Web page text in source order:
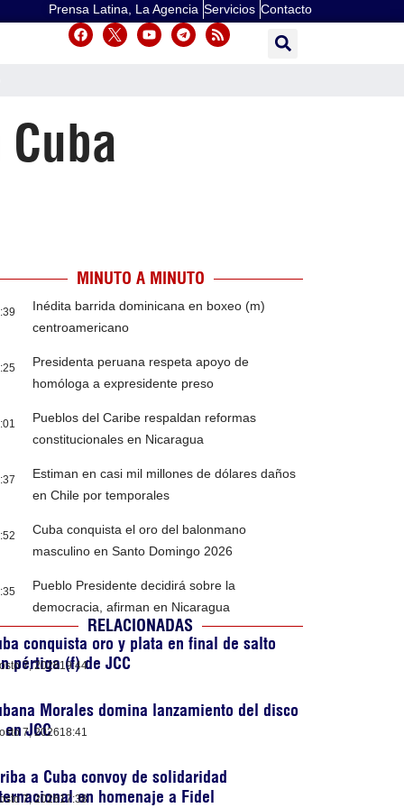
Prensa Latina, La Agencia Servicios Contacto
MINUTO A MINUTO
Inédita barrida dominicana en boxeo (m)
centroamericano
Presidenta peruana respeta apoyo de
homóloga a expresidente preso
Pueblos del Caribe respaldan reformas
constitucionales en Nicaragua
Estiman en casi mil millones de dólares daños
en Chile por temporales
Cuba conquista el oro del balonmano
masculino en Santo Domingo 2026
Pueblo Presidente decidirá sobre la
democracia, afirman en Nicaragua
RELACIONADAS
conquista oro y plata en final de salto
pértiga (f) de JCC
7, 202619:44
Morales domina lanzamiento del disco
en JCC
7, 202618:41
a Cuba convoy de solidaridad
en homenaje a Fidel
7, 202617:38